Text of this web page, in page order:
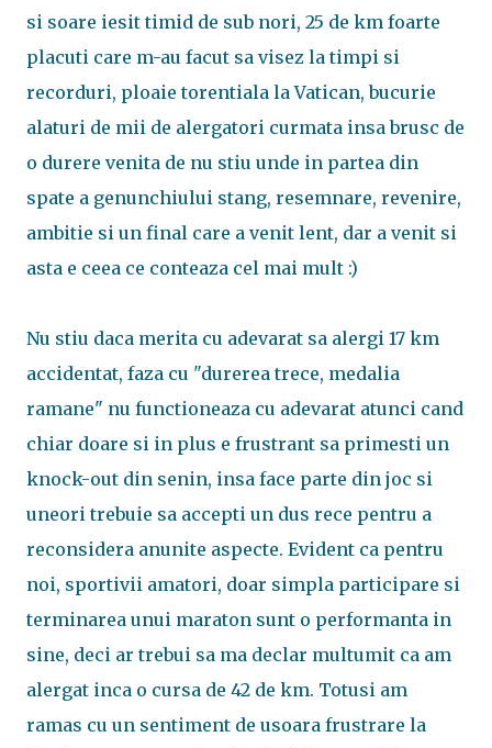
si soare iesit timid de sub nori, 25 de km foarte
placuti care m-au facut sa visez la timpi si
recorduri, ploaie torentiala la Vatican, bucurie
alaturi de mii de alergatori curmata insa brusc de
o durere venita de nu stiu unde in partea din
spate a genunchiului stang, resemnare, revenire,
ambitie si un final care a venit lent, dar a venit si
asta e ceea ce conteaza cel mai mult :)
Nu stiu daca merita cu adevarat sa alergi 17 km
accidentat, faza cu "durerea trece, medalia
ramane" nu functioneaza cu adevarat atunci cand
chiar doare si in plus e frustrant sa primesti un
knock-out din senin, insa face parte din joc si
uneori trebuie sa accepti un dus rece pentru a
reconsidera anunite aspecte. Evident ca pentru
noi, sportivii amatori, doar simpla participare si
terminarea unui maraton sunt o performanta in
sine, deci ar trebui sa ma declar multumit ca am
alergat inca o cursa de 42 de km. Totusi am
ramas cu un sentiment de usoara frustrare la